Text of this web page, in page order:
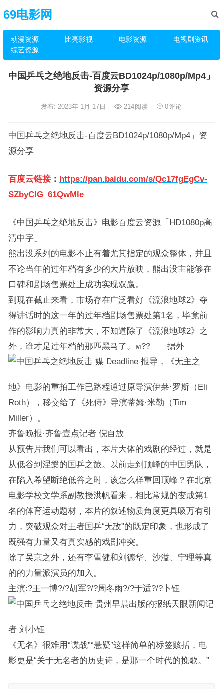
69电影网
动漫资源 比亮影视 电影资源
电视剧资讯
综艺资源
中国乒乓之绝地反击-百度云BD1024p/1080p/Mp4」
资源分享
发布: 2023年 1月 17日 214阅读 0评论
中国乒乓之绝地反击-百度云BD1024p/1080p/Mp4」资
源分享
百度云链接： https://pan.baidu.com/s/Qc17fgEgCv-
SZbyCIG_61QwMle
《中国乒乓之绝地反击》电影百度云资源「HD1080p高
清中字」
熊出没系列的电影不止有着尤其指定的观众整体，并且
不论当年的过年档有多少的大片放映，熊出没主能够在
口碑和剧场售票处上成功实现双赢。
到现在截止来看，市场存在广泛看好《流浪地球2》夺
得讲话时的这一年的过年档剧场售票处第1名，毕竟前
作的影响力真的非常大，不知道除了《流浪地球2》之
外，谁才是过年档的那匹黑马了。м?? 据外
媒 Deadline 报导，《无主之
地》电影的重拍工作已路程通过原导演伊莱·罗斯（Eli
Roth），移交给了《死侍》导演蒂姆·米勒（Tim
Miller）。
齐鲁晚报·齐鲁壹点记者 倪自放
从预告片我们可以看出，本片大体的戏剧的经过，就是
从低谷到涅槃的国乒之旅。以前走到顶峰的中国男队，
在陷入希望断绝低谷之时，该怎么样重回顶峰？在北京
电影学校文学系副教授洪帆看来，相比常规的变成第1
名的体育运动题材，本片的叙述物质角度更具吸万有引
力，突破观众对王者国乒“无敌”的既定印象，也形成了
既强有力量又有真实感的戏剧冲突。
除了吴京之外，还有李雪健和刘德华、沙溢、宁理等真
的的力量派演员的加入。
主演:?王一博?/?胡军?/?周冬雨?/?于适?/?卜钰
贵州早晨出版的报纸天眼新闻记
者 刘小钰
《无名》很难用“谍战”“悬疑”这样简单的标签赅括，电
影更是“关于无名者的历史诗，是那一个时代的挽歌。”